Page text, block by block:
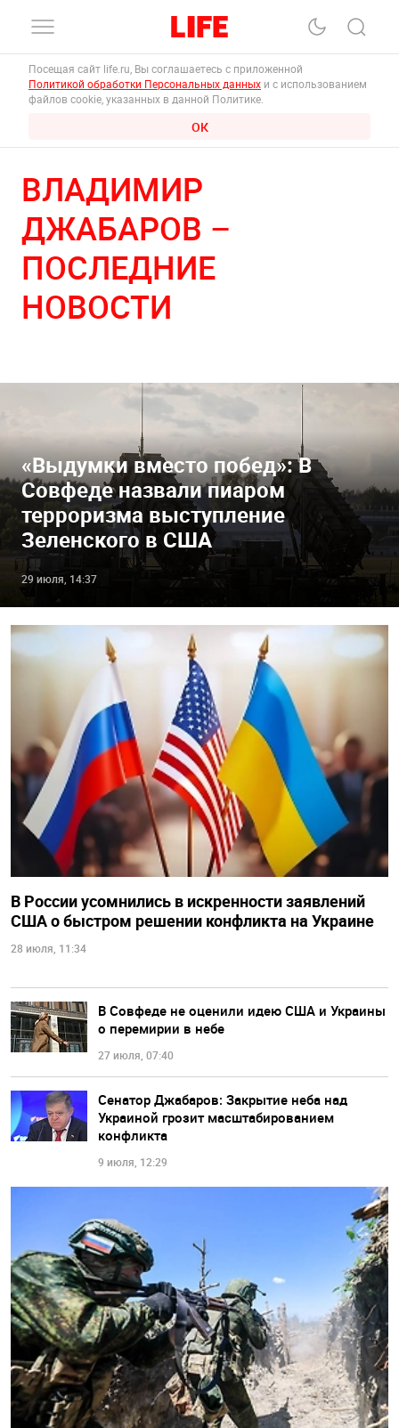
Посещая сайт life.ru, Вы соглашаетесь с приложенной
Политикой обработки Персональных данных и с использованием
файлов cookie, указанных в данной Политике.
ОК
ВЛАДИМИР
ДЖАБАРОВ –
ПОСЛЕДНИЕ
НОВОСТИ
«Выдумки вместо побед»: В
Совфеде назвали пиаром
терроризма выступление
Зеленского в США
29 июля, 14:37
В России усомнились в искренности заявлений
США о быстром решении конфликта на Украине
28 июля, 11:34
В Совфеде не оценили идею США и Украины
о перемирии в небе
27 июля, 07:40
Сенатор Джабаров: Закрытие неба над
Украиной грозит масштабированием
конфликта
9 июля, 12:29